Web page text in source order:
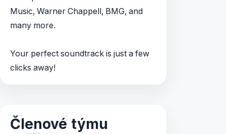
Music, Warner Chappell, BMG, and
many more.
Your perfect soundtrack is just a few
clicks away!
Členové týmu